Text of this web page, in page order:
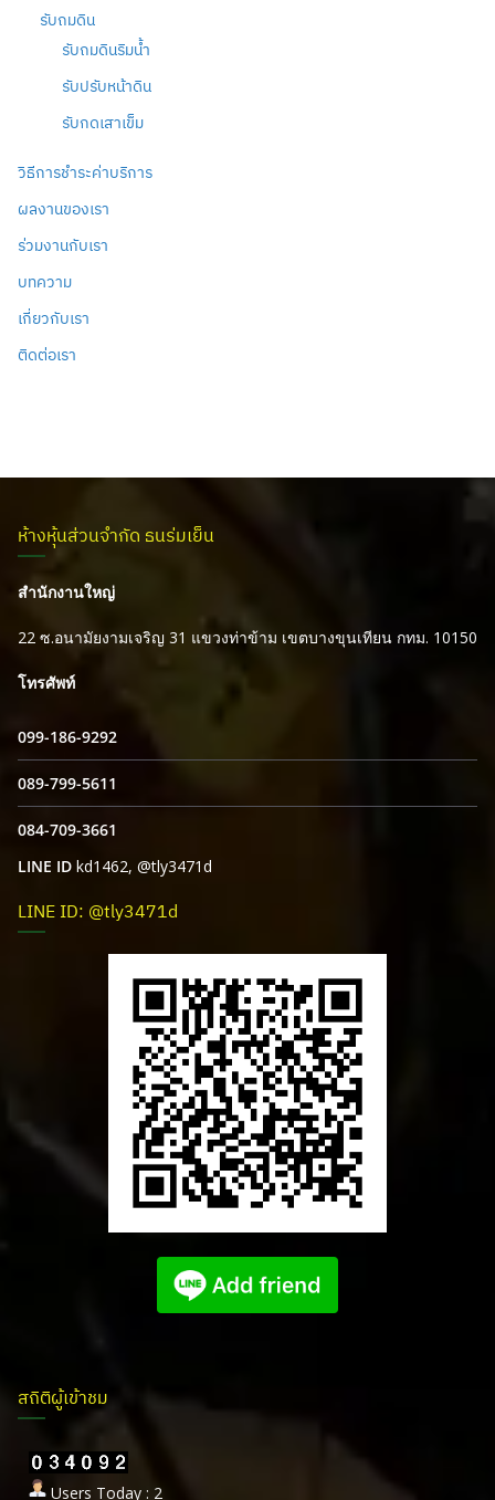
รับถมดิน
รับถมดินริมน้ำ
รับปรับหน้าดิน
รับกดเสาเข็ม
วิธีการชำระค่าบริการ
ผลงานของเรา
ร่วมงานกับเรา
บทความ
เกี่ยวกับเรา
ติดต่อเรา
ห้างหุ้นส่วนจำกัด ธนร่มเย็น
สำนักงานใหญ่
22 ซ.อนามัยงามเจริญ 31 แขวงท่าข้าม เขตบางขุนเทียน กทม. 10150
โทรศัพท์
099-186-9292
089-799-5611
084-709-3661
LINE ID kd1462, @tly3471d
LINE ID: @tly3471d
สถิติผู้เข้าชม
Users Today : 2